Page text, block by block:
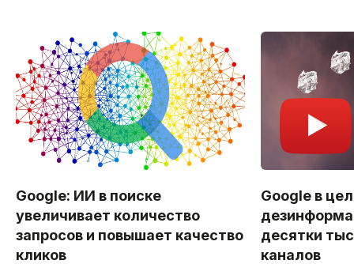
Google: ИИ в поиске
увеличивает количество
запросов и повышает качество
кликов
Google в
десятки
каналов